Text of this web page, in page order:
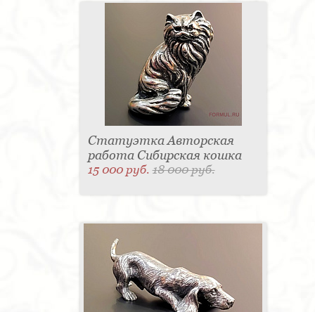
Статуэтка Авторская
работа Сибирская кошка
15 000 руб.18 000 руб.